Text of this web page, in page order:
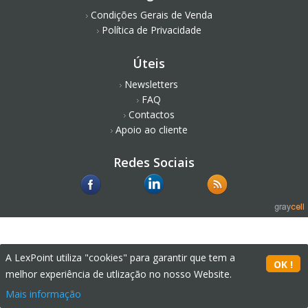
Condições Gerais de Venda
Política de Privacidade
Úteis
Newsletters
FAQ
Contactos
Apoio ao cliente
Redes Sociais
A LexPoint utiliza "cookies" para garantir que tem a
melhor experiência de utlização no nosso Website.
Mais informação